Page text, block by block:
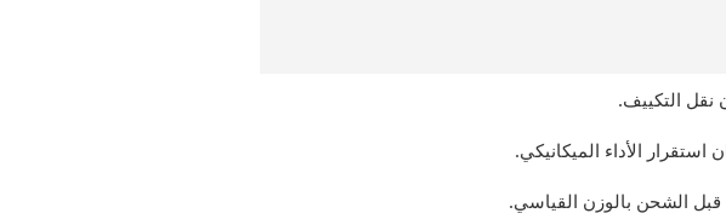
نقل التكييف.
الأداء الميكانيكي.
قبل الشحن بالوزن القياسي.